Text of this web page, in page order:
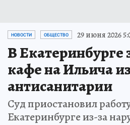
НОВОСТИ ОБЩЕСТВО 29 июня 2026
В Екатеринбурге
кафе на Ильича
антисанитарии
Суд приостановил
Екатеринбурге из-за